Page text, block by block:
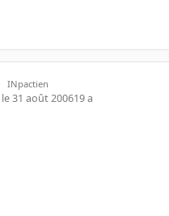
INpactien
le 31 août 200619 a